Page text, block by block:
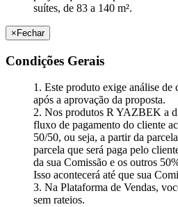
suítes, de 83 a 140 m².
× Fechar
Condições Gerais
1. Este produto exige análise de
após a aprovação da proposta.
2. Nos produtos R YAZBEK a
fluxo de pagamento do cliente
50/50, ou seja, a partir da
parcela que será paga pelo
da sua Comissão e os outros
Isso acontecerá até que sua
3. Na Plataforma de Vendas,
sem rateios.